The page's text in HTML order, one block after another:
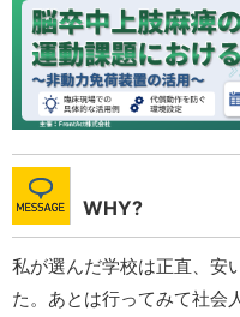
WHY?
私が選んだ学校は正直、安
た。あとは行ってみて社会